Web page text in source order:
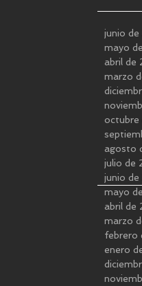
junio
mayo
abril de
marzo
agosto
julio de
junio
mayo
abril de
marzo
febrero
enero